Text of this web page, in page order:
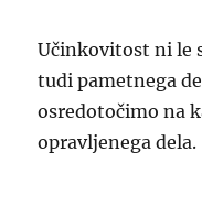
Učinkovitost ni le
tudi pametnega
osredotočimo na
opravljenega dela.